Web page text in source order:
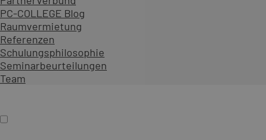
PC-COLLEGE Blog
Raumvermietung
Referenzen
Schulungsphilosophie
Seminarbeurteilungen
Team
Gemeinsam mit Teilnehmenden aus verschiedenen
Als Präsenzseminar oder Live-Online-Training zu
Inhalt erweitern
PräsenzOnlineTermin auswählen
Firmenschulung